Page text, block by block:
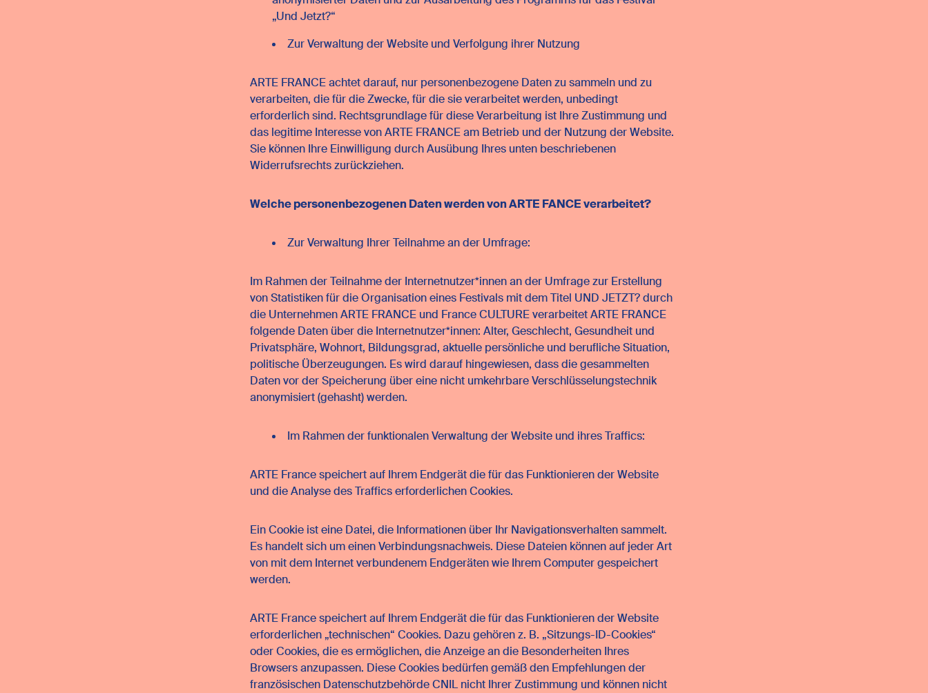
„Und Jetzt?“
Zur Verwaltung der Website und Verfolgung ihrer Nutzung
ARTE FRANCE achtet darauf, nur personenbezogene Daten zu sammeln und zu
verarbeiten, die für die Zwecke, für die sie verarbeitet werden, unbedingt
erforderlich sind. Rechtsgrundlage für diese Verarbeitung ist Ihre Zustimmung und
das legitime Interesse von ARTE FRANCE am Betrieb und der Nutzung der Website.
Sie können Ihre Einwilligung durch Ausübung Ihres unten beschriebenen
Widerrufsrechts zurückziehen.
Welche personenbezogenen Daten werden von ARTE FANCE verarbeitet?
Zur Verwaltung Ihrer Teilnahme an der Umfrage:
Im Rahmen der Teilnahme der Internetnutzer*innen an der Umfrage zur Erstellung
von Statistiken für die Organisation eines Festivals mit dem Titel UND JETZT? durch
die Unternehmen ARTE FRANCE und France CULTURE verarbeitet ARTE FRANCE
folgende Daten über die Internetnutzer*innen: Alter, Geschlecht, Gesundheit und
Privatsphäre, Wohnort, Bildungsgrad, aktuelle persönliche und berufliche Situation,
politische Überzeugungen. Es wird darauf hingewiesen, dass die gesammelten
Daten vor der Speicherung über eine nicht umkehrbare Verschlüsselungstechnik
anonymisiert (gehasht) werden.
Im Rahmen der funktionalen Verwaltung der Website und ihres Traffics:
ARTE France speichert auf Ihrem Endgerät die für das Funktionieren der Website
und die Analyse des Traffics erforderlichen Cookies.
Ein Cookie ist eine Datei, die Informationen über Ihr Navigationsverhalten sammelt.
Es handelt sich um einen Verbindungsnachweis. Diese Dateien können auf jeder Art
von mit dem Internet verbundenem Endgeräten wie Ihrem Computer gespeichert
werden.
ARTE France speichert auf Ihrem Endgerät die für das Funktionieren der Website
erforderlichen „technischen“ Cookies. Dazu gehören z. B. „Sitzungs-ID-Cookies“
oder Cookies, die es ermöglichen, die Anzeige an die Besonderheiten Ihres
Browsers anzupassen. Diese Cookies bedürfen gemäß den Empfehlungen der
französischen Datenschutzbehörde CNIL nicht Ihrer Zustimmung und können nicht